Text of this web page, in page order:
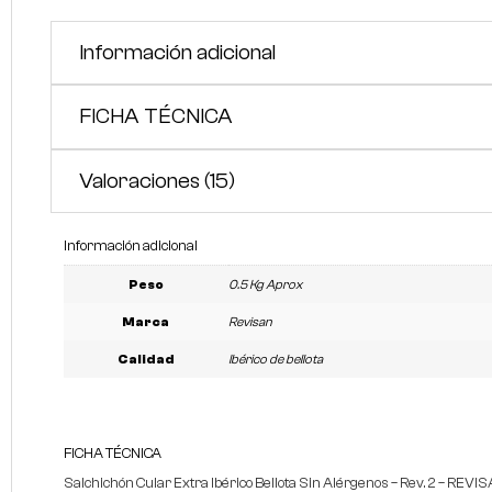
Información adicional
FICHA TÉCNICA
Valoraciones (15)
Información adicional
Peso 0.5 Kg Aprox
Marca Revisan
Calidad Ibérico de bellota
FICHA TÉCNICA
Salchichón Cular Extra Ibérico Bellota Sin Alérgenos – Rev. 2 –